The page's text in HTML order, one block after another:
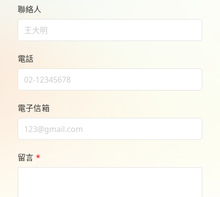
聯絡人
電話
電子信箱
留言 *